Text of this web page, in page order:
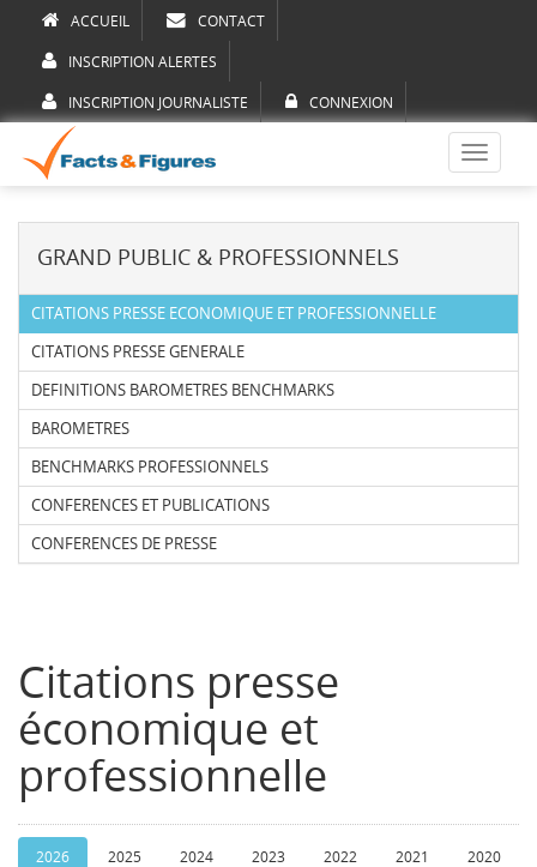
ACCUEIL CONTACT
INSCRIPTION ALERTES
INSCRIPTION JOURNALISTE CONNEXION
Toggle
GRAND PUBLIC & PROFESSIONNELS
CITATIONS PRESSE ECONOMIQUE ET PROFESSIONNELLE
CITATIONS PRESSE GENERALE
DEFINITIONS BAROMETRES BENCHMARKS
BAROMETRES
BENCHMARKS PROFESSIONNELS
CONFERENCES ET PUBLICATIONS
CONFERENCES DE PRESSE
Citations presse
économique et
professionnelle
2026 2025 2024 2023 2022 2021 2020